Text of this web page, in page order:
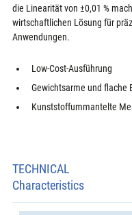
die Linearität von ±0,01 %
wirtschaftlichen Lösung für
Anwendungen.
Low-Cost-Ausführung
Gewichtsarme und flache
Kunststoffummantelte
TECHNICAL
Characteristics